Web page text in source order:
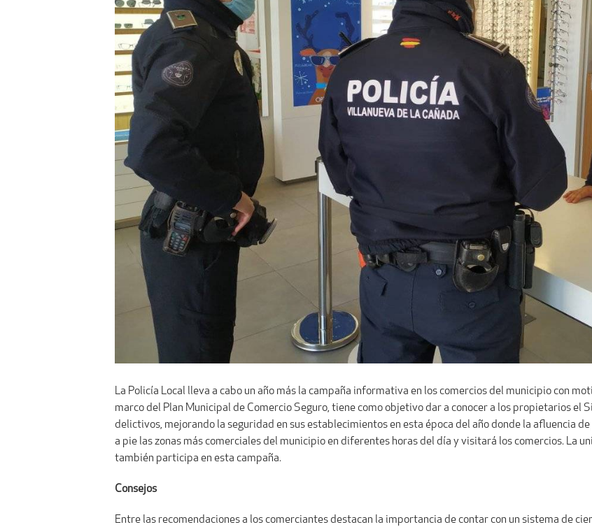
La Policía Local lleva a cabo un año más la campaña informativa en los comercios del municipio con
marco del Plan Municipal de Comercio Seguro, tiene como objetivo dar a conocer a los propietarios el
delictivos, mejorando la seguridad en sus establecimientos en esta época del año donde la afluencia
a pie las zonas más comerciales del municipio en diferentes horas del día y visitará los comercios. La
también participa en esta campaña.
Consejos
Entre las recomendaciones a los comerciantes destacan la importancia de contar con un sistema de